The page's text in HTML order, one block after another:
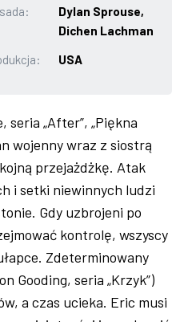
Dylan Sprouse,
Dichen Lachman
USA
seria „After”, „Piękna
wojenny wraz z siostrą
przejażdżkę. Atak
i setki niewinnych ludzi
Gdy uzbrojeni po
kontrolę, wszyscy
Zdeterminowany
Gooding, seria „Krzyk”)
a czas ucieka. Eric musi